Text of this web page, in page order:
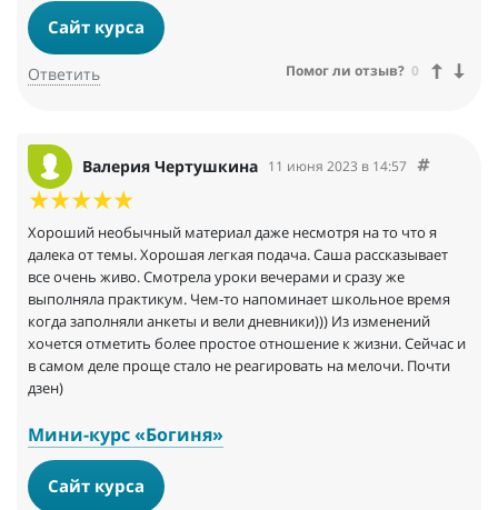
Сайт курса
Ответить Помог ли отзыв? 0
Валерия Чертушкина 11 июня 2023 в 14:57
Хороший необычный материал даже несмотря на то что я
далека от темы. Хорошая легкая подача. Саша рассказывает
все очень живо. Смотрела уроки вечерами и сразу же
выполняла практикум. Чем-то напоминает школьное время
когда заполняли анкеты и вели дневники))) Из изменений
хочется отметить более простое отношение к жизни. Сейчас и
в самом деле проще стало не реагировать на мелочи. Почти
дзен)
Мини-курс «Богиня»
Сайт курса